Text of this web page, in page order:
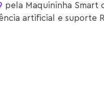
pela Maquininha Smart
artificial e suporte